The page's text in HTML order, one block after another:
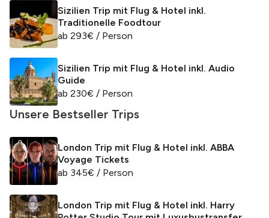
Sizilien Trip mit Flug & Hotel inkl.
Traditionelle Foodtour
ab 293€ / Person
Sizilien Trip mit Flug & Hotel inkl. Audio
Guide
ab 230€ / Person
Unsere Bestseller Trips
London Trip mit Flug & Hotel inkl. ABBA
Voyage Tickets
ab 345€ / Person
London Trip mit Flug & Hotel inkl. Harry